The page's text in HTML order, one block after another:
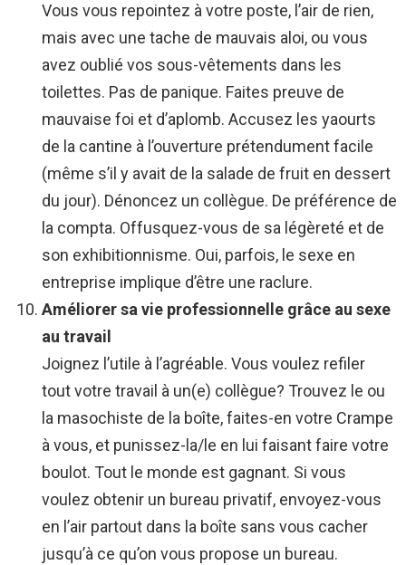
Vous vous repointez à votre poste, l’air de rien,
mais avec une tache de mauvais aloi, ou vous
avez oublié vos sous-vêtements dans les
toilettes. Pas de panique. Faites preuve de
mauvaise foi et d’aplomb. Accusez les yaourts
de la cantine à l’ouverture prétendument facile
(même s’il y avait de la salade de fruit en dessert
du jour). Dénoncez un collègue. De préférence de
la compta. Offusquez-vous de sa légèreté et de
son exhibitionnisme. Oui, parfois, le sexe en
entreprise implique d’être une raclure.
Améliorer sa vie professionnelle grâce au sexe
au travail
Joignez l’utile à l’agréable. Vous voulez refiler
tout votre travail à un(e) collègue? Trouvez le ou
la masochiste de la boîte, faites-en votre Crampe
à vous, et punissez-la/le en lui faisant faire votre
boulot. Tout le monde est gagnant. Si vous
voulez obtenir un bureau privatif, envoyez-vous
en l’air partout dans la boîte sans vous cacher
jusqu’à ce qu’on vous propose un bureau.